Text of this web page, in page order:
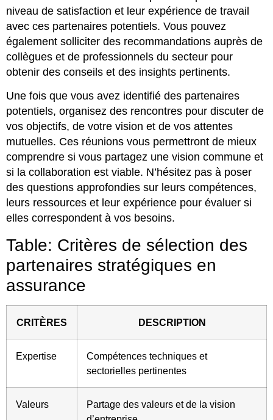
niveau de satisfaction et leur expérience de travail
avec ces partenaires potentiels. Vous pouvez
également solliciter des recommandations auprès de
collègues et de professionnels du secteur pour
obtenir des conseils et des insights pertinents.
Une fois que vous avez identifié des partenaires
potentiels, organisez des rencontres pour discuter de
vos objectifs, de votre vision et de vos attentes
mutuelles. Ces réunions vous permettront de mieux
comprendre si vous partagez une vision commune et
si la collaboration est viable. N’hésitez pas à poser
des questions approfondies sur leurs compétences,
leurs ressources et leur expérience pour évaluer si
elles correspondent à vos besoins.
Table: Critères de sélection des
partenaires stratégiques en
assurance
CRITÈRES DESCRIPTION
Expertise
Compétences techniques et
sectorielles pertinentes
Valeurs
Partage des valeurs et de la vision